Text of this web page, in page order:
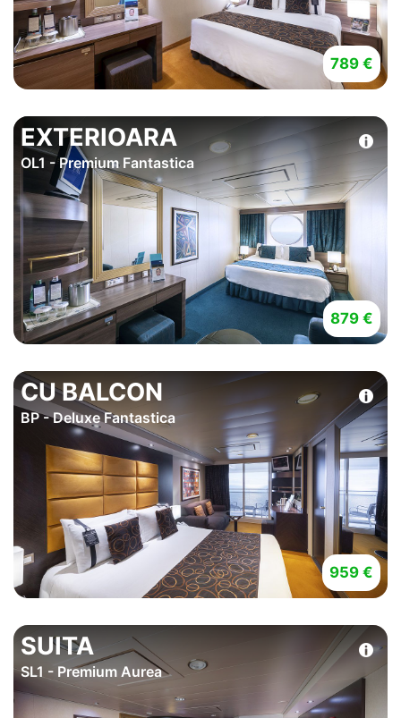
789 €
EXTERIOARA
OL1 - Premium Fantastica
879 €
CU BALCON
BP - Deluxe Fantastica
959 €
SUITA
SL1 - Premium Aurea